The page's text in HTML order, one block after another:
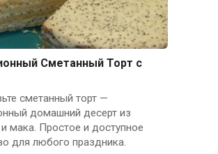
Сметанный Торт с
сметанный торт —
домашний десерт из
мака. Простое и доступное
для любого праздника.